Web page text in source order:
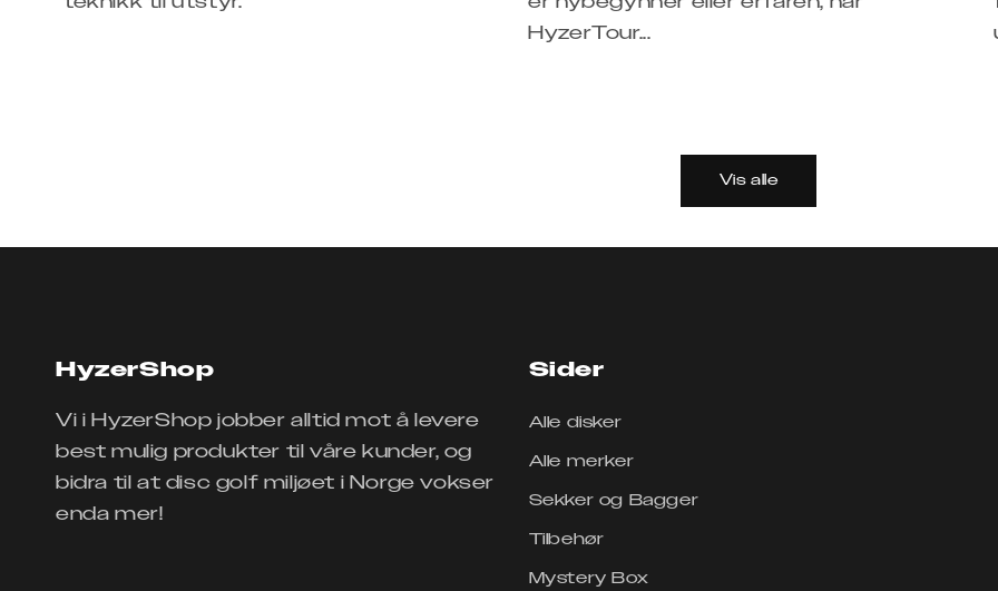
HyzerTour...
Vis alle
HyzerShop
Vi i HyzerShop jobber alltid mot å levere
best mulig produkter til våre kunder, og
bidra til at disc golf miljøet i Norge vokser
enda mer!
Sider
Alle disker
Alle merker
Sekker og Bagger
Tilbehør
Mystery Box